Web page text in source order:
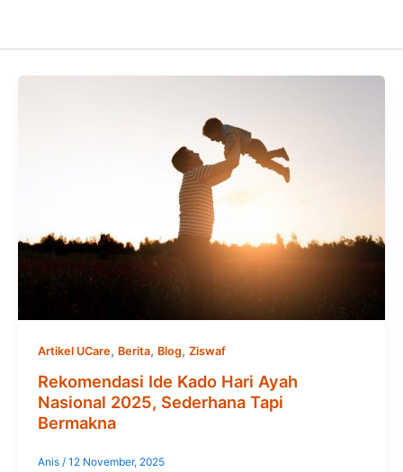
Artikel UCare, Berita, Blog, Ziswaf
Rekomendasi Ide Kado Hari Ayah
Nasional 2025, Sederhana Tapi
Bermakna
Anis / 12 November, 2025